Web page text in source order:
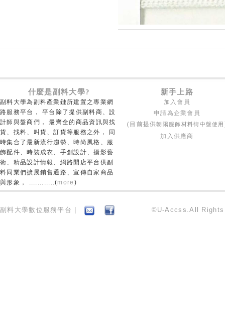
什麼是副料大學? 新手上路
副料大學為副料產業鏈所建置之專業網
路服務平台， 平台除了提供副料商、設
計師與盤商們， 最齊全的商品資訊與找
貨、找料、叫貨、訂貨等服務之外， 同
時集合了最新流行趨勢、時尚風格、服
飾配件、時裝成衣、手創設計、攝影藝
術、精品設計情報、網路開店平台供副
料同業們擴展銷售通路、宣傳自家商品
與形象， ............(more )
加入會員
申請為企業會員
(目前提供朝陽服飾材料街中盤使用
加入供應商
副料大學數位服務平台 | ©U-Accss.All Rights